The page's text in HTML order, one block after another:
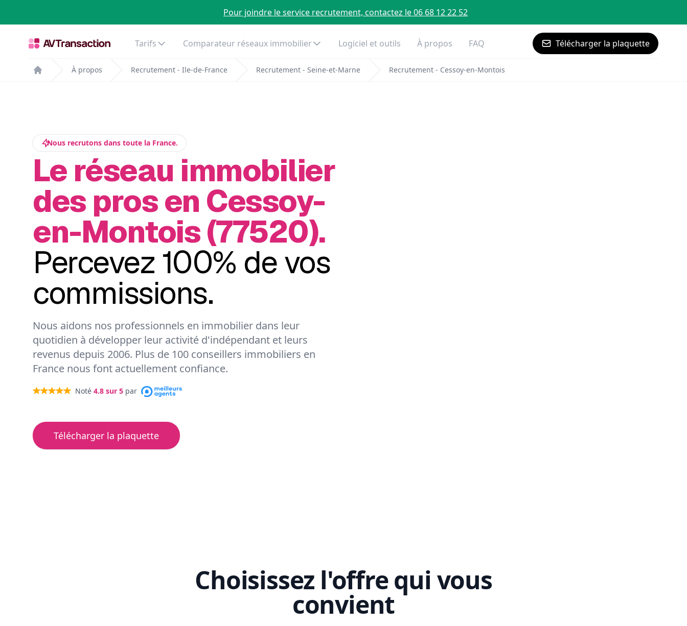
Pour joindre le service recrutement, contactez le 06 68 12 22 52
Tarifs Comparateur réseaux immobilier Logiciel et outils À propos FAQ Télécharger la plaquette
Home
À propos Recrutement - Ile-de-France Recrutement - Seine-et-Marne Recrutement - Cessoy-en-Montois
Nous recrutons dans toute la France.
Le réseau immobilier
des pros en Cessoy-
en-Montois (77520).
Percevez 100% de vos
commissions.
Nous aidons nos professionnels en immobilier dans leur
quotidien à développer leur activité d'indépendant et leurs
revenus depuis 2006. Plus de 100 conseillers immobiliers en
France nous font actuellement confiance.
Noté 4.8 sur 5 par
Télécharger la plaquette
Choisissez l'offre qui vous
convient